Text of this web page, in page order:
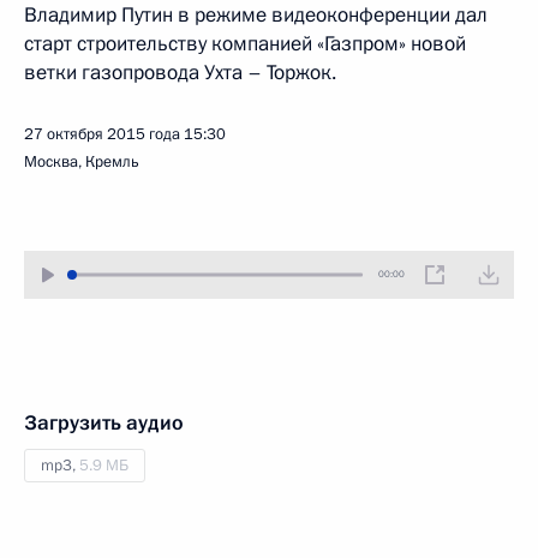
Владимир Путин в режиме видеоконференции дал
старт строительству компанией «Газпром» новой
ветки газопровода Ухта – Торжок.
27 октября 2015 года 15:30
Москва, Кремль
00:00
Загрузить аудио
mp3, 5.9 МБ